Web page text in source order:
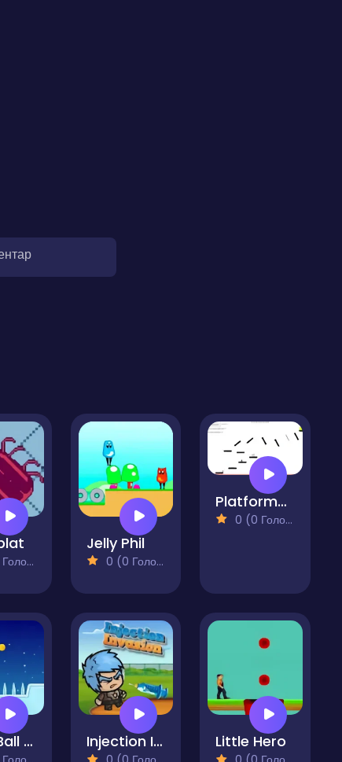
Jelly Phil
0 (0 Голосів)
Platformer Hell Reupload
0 (0 Голосів)
SnowBall Adventure Injection Invasion Little Hero